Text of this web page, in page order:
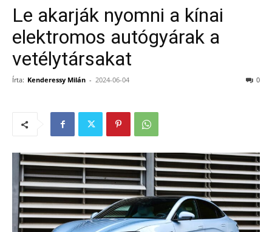
Le akarják nyomni a kínai
elektromos autógyárak a
vetélytársakat
Írta: Kenderessy Milán - 2024-06-04 0